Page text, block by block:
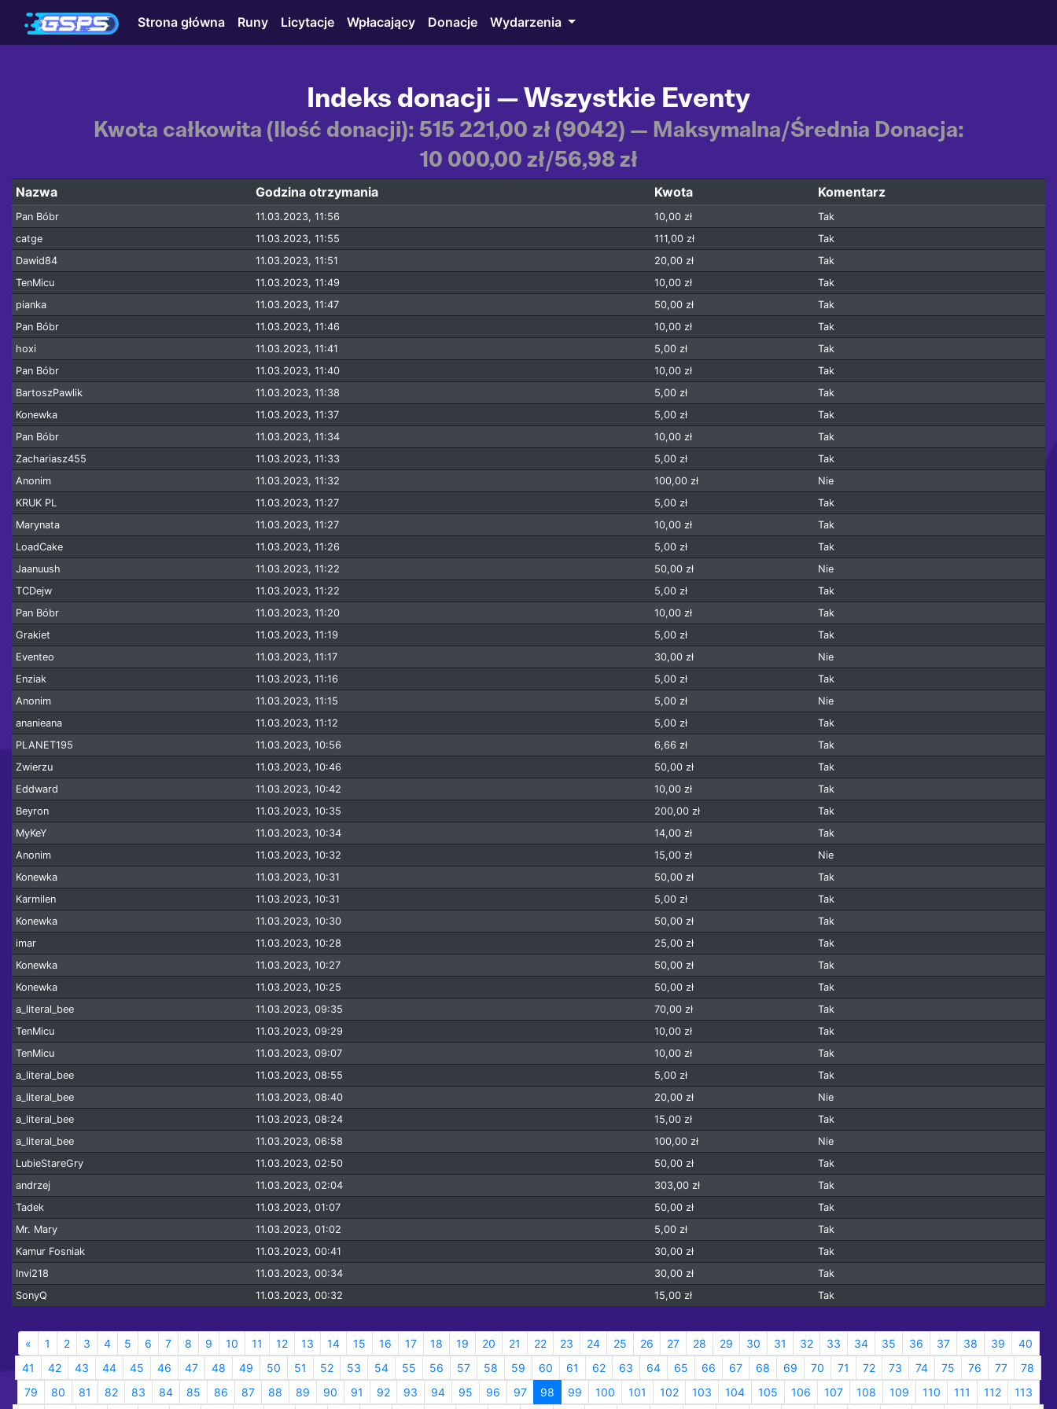
Strona główna Runy Licytacje Wpłacający Donacje Wydarzenia
Indeks donacji — Wszystkie Eventy
Kwota całkowita (Ilość donacji): 515 221,00 zł (9042) — Maksymalna/Średnia Donacja:
10 000,00 zł/56,98 zł
Nazwa Godzina otrzymania Kwota Komentarz
Pan Bóbr 11.03.2023, 11:56 10,00 zł
Tak
catge
11.03.2023, 11:55 111,00 zł
Tak
Dawid84
11.03.2023, 11:51 20,00 zł
Tak
TenMicu
11.03.2023, 11:49 10,00 zł
Tak
pianka
11.03.2023, 11:47 50,00 zł
Tak
Pan Bóbr
11.03.2023, 11:46 10,00 zł
Tak
hoxi
11.03.2023, 11:41 5,00 zł
Tak
Pan Bóbr
11.03.2023, 11:40 10,00 zł
Tak
BartoszPawlik
11.03.2023, 11:38 5,00 zł
Tak
Konewka
11.03.2023, 11:37 5,00 zł
Tak
Pan Bóbr
11.03.2023, 11:34 10,00 zł
Tak
Zachariasz455
11.03.2023, 11:33 5,00 zł
Tak
Anonim
11.03.2023, 11:32 100,00 zł
Nie
KRUK PL
11.03.2023, 11:27 5,00 zł
Tak
Marynata
11.03.2023, 11:27 10,00 zł
Tak
LoadCake
11.03.2023, 11:26 5,00 zł
Tak
Jaanuush
11.03.2023, 11:22 50,00 zł
Nie
TCDejw
11.03.2023, 11:22 5,00 zł
Tak
Pan Bóbr
11.03.2023, 11:20 10,00 zł
Tak
Grakiet
11.03.2023, 11:19 5,00 zł
Tak
Eventeo
11.03.2023, 11:17 30,00 zł
Nie
Enziak
11.03.2023, 11:16 5,00 zł
Tak
Anonim
11.03.2023, 11:15 5,00 zł
Nie
ananieana
11.03.2023, 11:12 5,00 zł
Tak
PLANET195
11.03.2023, 10:56 6,66 zł
Tak
Zwierzu
11.03.2023, 10:46 50,00 zł
Tak
Eddward
11.03.2023, 10:42 10,00 zł
Tak
Beyron
11.03.2023, 10:35 200,00 zł
Tak
MyKeY
11.03.2023, 10:34 14,00 zł
Tak
Anonim
11.03.2023, 10:32 15,00 zł
Nie
Konewka
11.03.2023, 10:31 50,00 zł
Tak
Karmilen
11.03.2023, 10:31 5,00 zł
Tak
Konewka
11.03.2023, 10:30 50,00 zł
Tak
imar
11.03.2023, 10:28 25,00 zł
Tak
Konewka
11.03.2023, 10:27 50,00 zł
Tak
Konewka
11.03.2023, 10:25 50,00 zł
Tak
a_literal_bee
11.03.2023, 09:35 70,00 zł
Tak
TenMicu
11.03.2023, 09:29 10,00 zł
Tak
TenMicu
11.03.2023, 09:07 10,00 zł
Tak
a_literal_bee
11.03.2023, 08:55 5,00 zł
Tak
a_literal_bee
11.03.2023, 08:40 20,00 zł
Nie
a_literal_bee
11.03.2023, 08:24 15,00 zł
Tak
a_literal_bee
11.03.2023, 06:58 100,00 zł
Nie
LubieStareGry
11.03.2023, 02:50 50,00 zł
Tak
andrzej
11.03.2023, 02:04 303,00 zł
Tak
Tadek
11.03.2023, 01:07 50,00 zł
Tak
Mr. Mary
11.03.2023, 01:02 5,00 zł
Tak
Kamur Fosniak
11.03.2023, 00:41 30,00 zł
Tak
Invi218
11.03.2023, 00:34 30,00 zł
Tak
SonyQ
11.03.2023, 00:32 15,00 zł Tak
« 1 2 3 4 5 6 7 8 9 10 11 12 13 14 15 16 17 18 19 20 21 22 23 24 25 26 27 28 29 30 31 32 33 34 35 36 37 38 39
40
41
42 43 44 45 46 47 48 49 50 51 52 53 54 55 56 57 58 59 60 61 62 63 64 65 66 67 68 69 70 71 72 73 74 75 76 77
78
79
80 81 82 83 84 85 86 87 88 89 90 91 92 93 94 95 96 97 98 99 100 101 102 103 104 105 106 107 108 109 110 111 112 113